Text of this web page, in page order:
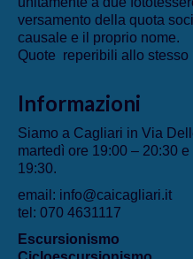
versamento della quota
causale e il proprio nome.
Quote reperibili allo stesso
Informazioni
Siamo a Cagliari in Via
martedì ore 19:00 – 20:30
19:30.
email: info@caicagliari.it
tel: 070 4631117
Escursionismo